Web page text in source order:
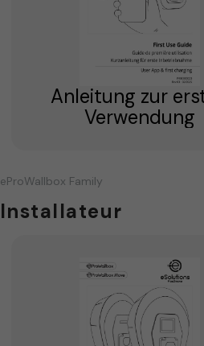
Anleitung zur
Verwendung
eProWallbox Family
Installateur